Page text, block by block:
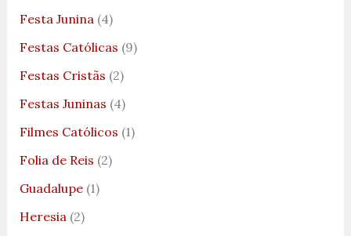
Festa Junina(4)
Festas Católicas (9)
Festas Cristãs (2)
Festas Juninas (4)
Filmes Católicos (1)
Folia de Reis (2)
Guadalupe(1)
Heresia(2)